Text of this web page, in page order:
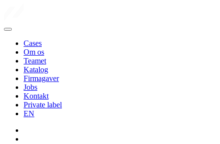
Cases
Om os
Teamet
Katalog
Firmagaver
Jobs
Kontakt
Private label
EN